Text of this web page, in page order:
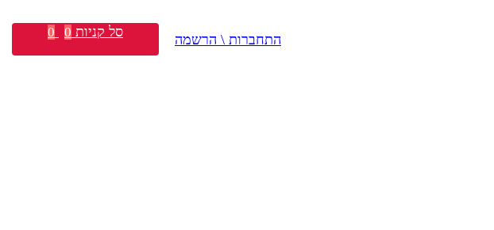
התחברות \ הרשמה סל קניות 0
0